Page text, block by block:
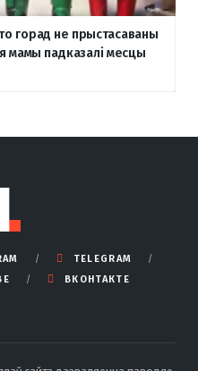
горад не прыстасаваны
мамы падказалі месцы
TELEGRAM
ВКОНТАКТЕ